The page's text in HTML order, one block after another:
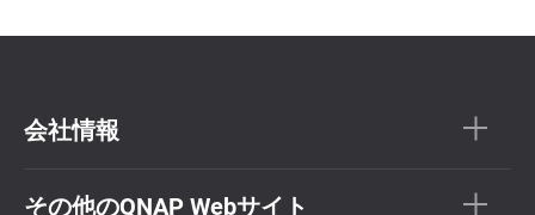
会社情報
その他のQNAP Webサイト